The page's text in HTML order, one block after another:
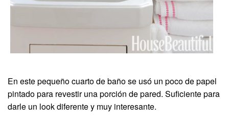
En este pequeño cuarto de baño se usó un poco de papel
pintado para revestir una porción de pared. Suficiente para
darle un look diferente y muy interesante.